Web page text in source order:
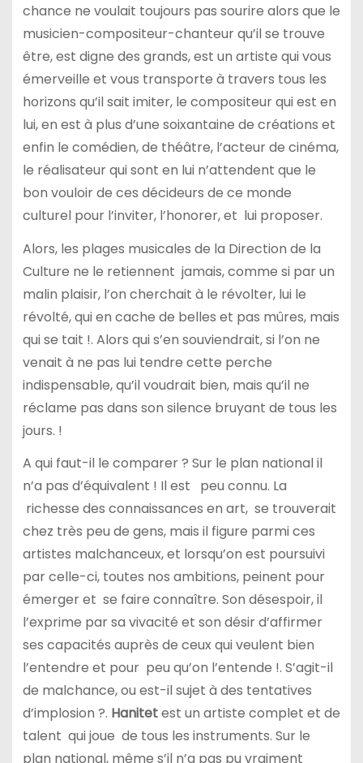
chance ne voulait toujours pas sourire alors que le
musicien-compositeur-chanteur qu’il se trouve
être, est digne des grands, est un artiste qui vous
émerveille et vous transporte à travers tous les
horizons qu’il sait imiter, le compositeur qui est en
lui, en est à plus d’une soixantaine de créations et
enfin le comédien, de théâtre, l’acteur de cinéma,
le réalisateur qui sont en lui n’attendent que le
bon vouloir de ces décideurs de ce monde
culturel pour l’inviter, l’honorer, et lui proposer.
Alors, les plages musicales de la Direction de la
Culture ne le retiennent jamais, comme si par un
malin plaisir, l’on cherchait à le révolter, lui le
révolté, qui en cache de belles et pas mûres, mais
qui se tait !. Alors qui s’en souviendrait, si l’on ne
venait à ne pas lui tendre cette perche
indispensable, qu’il voudrait bien, mais qu’il ne
réclame pas dans son silence bruyant de tous les
jours. !
A qui faut-il le comparer ? Sur le plan national il
n’a pas d’équivalent ! Il est peu connu. La
richesse des connaissances en art, se trouverait
chez très peu de gens, mais il figure parmi ces
artistes malchanceux, et lorsqu’on est poursuivi
par celle-ci, toutes nos ambitions, peinent pour
émerger et se faire connaître. Son désespoir, il
l’exprime par sa vivacité et son désir d’affirmer
ses capacités auprès de ceux qui veulent bien
l’entendre et pour peu qu’on l’entende !. S’agit-il
de malchance, ou est-il sujet à des tentatives
d’implosion ?. Hanitetest un artiste complet et de
talent qui joue de tous les instruments. Sur le
plan national, même s’il n’a pas pu vraiment